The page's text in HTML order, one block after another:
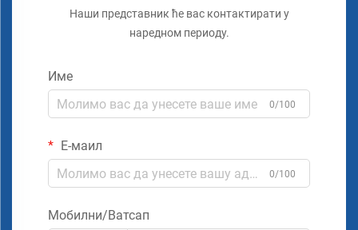
Наши представник ће вас контактирати у
наредном периоду.
Име
0/100
Е-маил
0/100
Мобилни/Ватсап